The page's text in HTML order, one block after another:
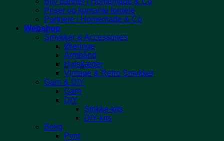
Priser og kontante fordele
Partnere i Homemade & Co
Webshop
Smykker & Accessories
Øreringe
Armbånd
Halskæder
Vintage & Retro Smykker
Garn & DIY
Garn
DIY
Strikke-kits
DIY-kits
Bolig
Pynt